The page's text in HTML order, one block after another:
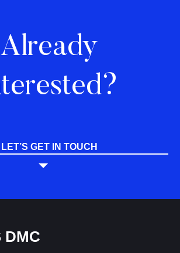
Already
LET’S GET IN TOUCH
DMC